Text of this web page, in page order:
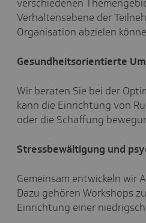
verschiedenen
Verhaltensebene der
Organisation abzielen
Gesundheitsorientierte
Wir beraten Sie bei der
kann die Einrichtung von
oder die Schaffung
Stressbewältigung und
Gemeinsam entwickeln wir
Dazu gehören Workshops
Einrichtung einer